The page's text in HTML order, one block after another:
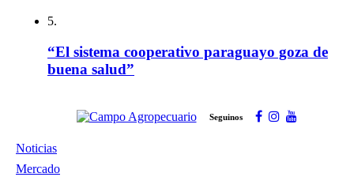
5.
“El sistema cooperativo paraguayo goza de
buena salud”
Seguinos
Noticias
Mercado